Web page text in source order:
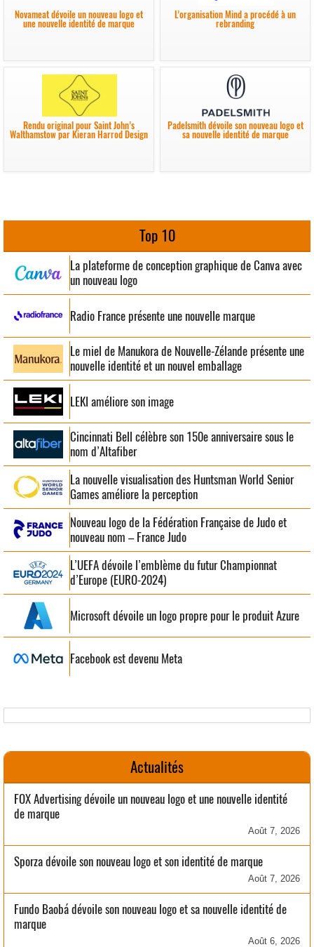
Novameat dévoile un nouveau logo et
une nouvelle identité de marque
L’organisation Mind a procédé à un
rebranding
Rendu original pour Saint John’s
Walthamstow par Kieran Harrod Design
Padelsmith dévoile son nouveau logo et
sa nouvelle identité de marque
Top 10
La plateforme de conception graphique de Canva avec
un nouveau logo
Radio France présente une nouvelle marque
Le miel de Manukora de Nouvelle-Zélande présente une
nouvelle identité et un nouvel emballage
LEKI améliore son image
Cincinnati Bell célèbre son 150e anniversaire sous le
nom d’Altafiber
La nouvelle visualisation des Huntsman World Senior
Games améliore la perception
Nouveau logo de la Fédération Française de Judo et
nouveau nom – France Judo
L’UEFA dévoile l’emblème du futur Championnat
d’Europe (EURO-2024)
Microsoft dévoile un logo propre pour le produit Azure
Facebook est devenu Meta
Actualités
FOX Advertising dévoile un nouveau logo et une nouvelle identité
de marque
Août 7, 2026
Sporza dévoile son nouveau logo et son identité de marque
Août 7, 2026
Fundo Baobá dévoile son nouveau logo et sa nouvelle identité de
marque
Août 6, 2026